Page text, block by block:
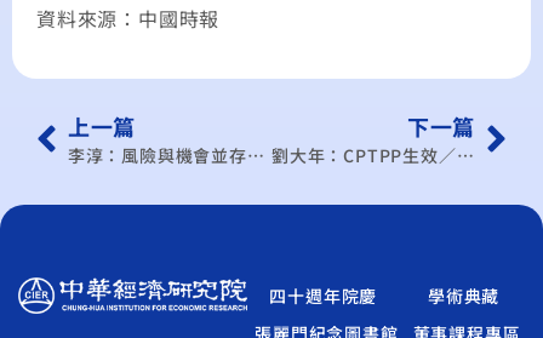
資料來源：中國時報
上一篇
李淳：風險與機會並存的考驗
下一篇
劉大年：CPTPP生效／全球供應鍵將重組 台灣可別脫隊
四十週年院慶
學術典藏
張麗門紀念圖書館
董事課程專區